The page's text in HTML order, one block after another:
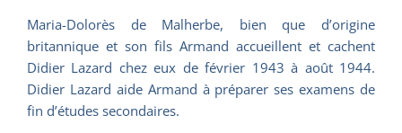
Maria-Dolorès de Malherbe, bien que d’origine
britannique et son fils Armand accueillent et cachent
Didier Lazard chez eux de février 1943 à août 1944.
Didier Lazard aide Armand à préparer ses examens de
fin d’études secondaires.